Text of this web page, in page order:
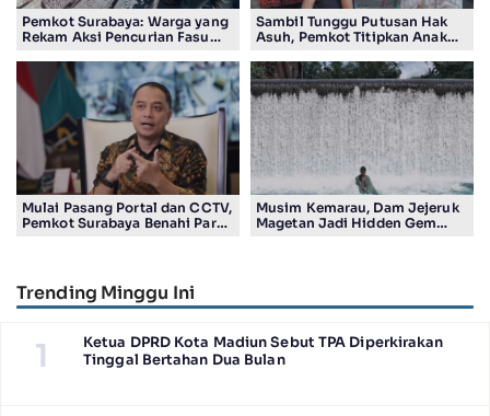
Pemkot Surabaya: Warga yang
Rekam Aksi Pencurian Fasum
Ribu
Sambil Tunggu Putusan Hak
Asuh, Pemkot Titipkan Anak
Aman Kota Surabaya
Mulai Pasang Portal dan CCTV,
Pemkot Surabaya Benahi Parkir
Musim Kemarau, Dam Jejeruk
Magetan Jadi Hidden Gem
Trending Minggu Ini
1
Ketua DPRD Kota Madiun Sebut TPA Diperkirakan
Tinggal Bertahan Dua Bulan